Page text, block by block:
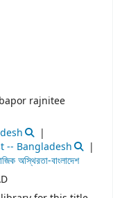
rajnitee
-- Bangladesh
অস্থিরতা-বাংলাদেশ